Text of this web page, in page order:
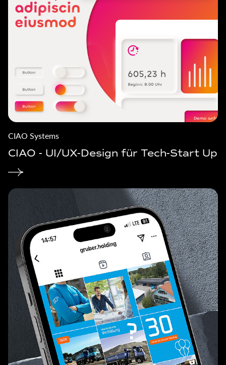
CIAO Systems
CIAO - UI/UX-Design für Tech-Start Up